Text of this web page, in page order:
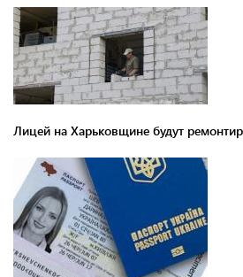
Лицей на Харьковщине будут